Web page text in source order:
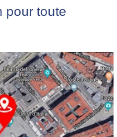
pour toute